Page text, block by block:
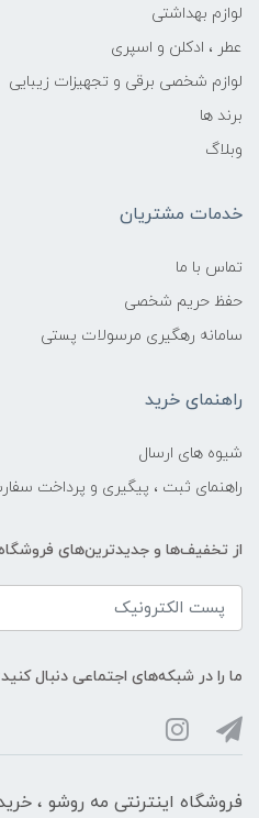
لوازم بهداشتی
عطر ، ادکلن و اسپری
لوازم شخصی برقی و تجهیزات زیبایی
برند ها
وبلاگ
خدمات مشتریان
تماس با ما
حفظ حریم شخصی
سامانه رهگیری مرسولات پستی
راهنمای خرید
شیوه های ارسال
راهنمای ثبت ، پیگیری و پرداخت
از تخفیف‌ها و جدیدترین‌های
ما را در شبکه‌های اجتماعی دنبال
فروشگاه اینترنتی مه‌ رو‌شو ،